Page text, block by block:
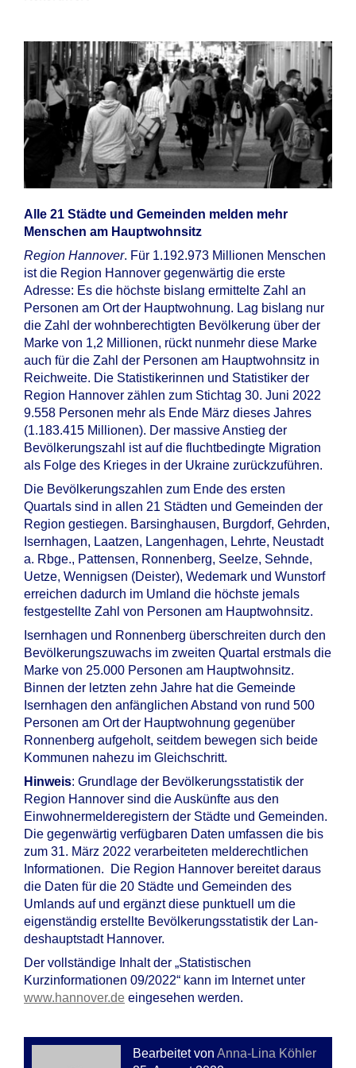
Alle 21 Städte und Gemeinden melden mehr
Menschen am Hauptwohnsitz
Region Hannover. Für 1.192.973 Millionen Menschen
ist die Region Hannover gegenwärtig die erste
Adresse: Es die höchste bislang ermittelte Zahl an
Personen am Ort der Hauptwohnung. Lag bislang nur
die Zahl der wohnberechtigten Bevölkerung über der
Marke von 1,2 Millionen, rückt nunmehr diese Marke
auch für die Zahl der Personen am Hauptwohnsitz in
Reichweite. Die Statistikerinnen und Statistiker der
Region Hannover zählen zum Stichtag 30. Juni 2022
9.558 Personen mehr als Ende März dieses Jahres
(1.183.415 Millionen). Der massive Anstieg der
Bevölkerungszahl ist auf die fluchtbedingte Migration
als Folge des Krieges in der Ukraine zurückzuführen.
Die Bevölkerungszahlen zum Ende des ersten
Quartals sind in allen 21 Städten und Gemeinden der
Region gestiegen. Barsinghausen, Burgdorf, Gehrden,
Isernhagen, Laatzen, Langenhagen, Lehrte, Neustadt
a. Rbge., Pattensen, Ronnenberg, Seelze, Sehnde,
Uetze, Wennigsen (Deister), Wedemark und Wunstorf
erreichen dadurch im Umland die höchste jemals
festgestellte Zahl von Personen am Hauptwohnsitz.
Isernhagen und Ronnenberg überschreiten durch den
Bevölkerungszuwachs im zweiten Quartal erstmals die
Marke von 25.000 Personen am Hauptwohnsitz.
Binnen der letzten zehn Jahre hat die Gemeinde
Isernhagen den anfänglichen Abstand von rund 500
Personen am Ort der Hauptwohnung gegenüber
Ronnenberg aufgeholt, seitdem bewegen sich beide
Kommunen nahezu im Gleichschritt.
Hinweis: Grundlage der Bevölkerungsstatistik der
Region Hannover sind die Auskünfte aus den
Einwohnermelderegistern der Städte und Gemeinden.
Die gegenwärtig verfügbaren Daten umfassen die bis
zum 31. März 2022 verarbeiteten melderechtlichen
Informationen. Die Region Hannover bereitet daraus
die Daten für die 20 Städte und Gemeinden des
Umlands auf und ergänzt diese punktuell um die
eigenständig erstellte Bevölkerungs­statistik der Lan­
des­hauptstadt Hannover.
Der vollständige Inhalt der „Statistischen
Kurzinformationen 09/2022“ kann im Internet unter
www.hannover.de eingesehen werden.
Bearbeitet von Anna-Lina Köhler